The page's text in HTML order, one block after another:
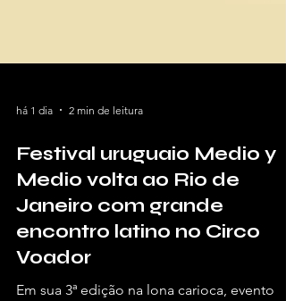
Festival uruguaio Medio y
Medio volta ao Rio de